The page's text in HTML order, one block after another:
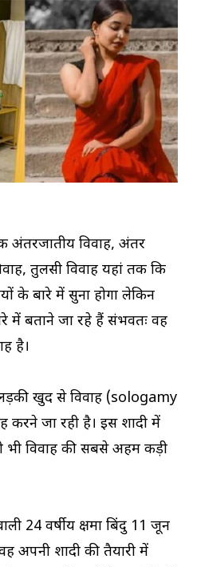
विवाह, अंतर
तुलसी विवाह यहां तक कि
के बारे में सुना होगा लेकिन
में बताने जा रहे हैं संभवतः वह
है।
खुद से विवाह (sologamy
करने जा रही है। इस शादी में
भी विवाह की सबसे अहम कड़ी
24 वर्षीय क्षमा बिंदु 11 जून
अपनी शादी की तैयारी में